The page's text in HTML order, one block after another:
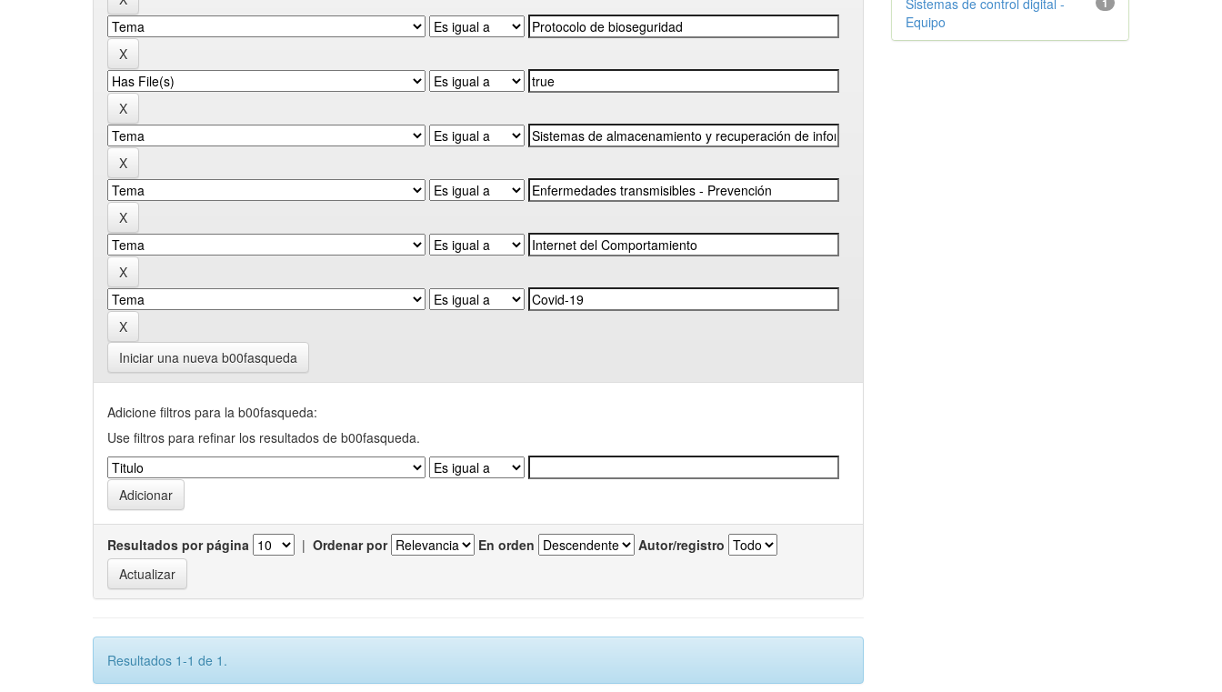
Iniciar una nueva b00fasqueda
Adicione filtros para la b00fasqueda:
Use filtros para refinar los resultados de b00fasqueda.
Resultados por página | Ordenar por En orden Autor/registro
Resultados 1-1 de 1.
Sistemas de control digital -
Equipo